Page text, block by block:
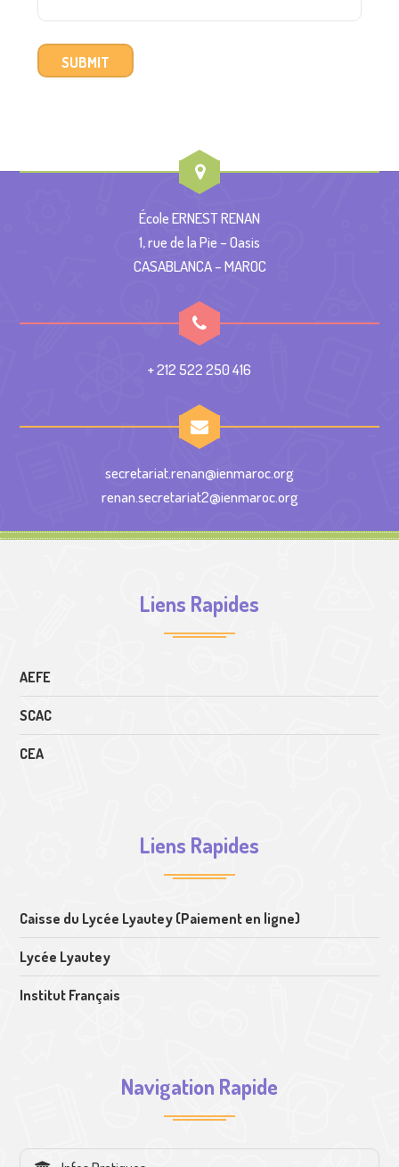
École ERNEST RENAN
1, rue de la Pie – Oasis
CASABLANCA – MAROC
+ 212 522 250 416
secretariat.renan@ienmaroc.org
renan.secretariat2@ienmaroc.org
Liens Rapides
AEFE
SCAC
CEA
Liens Rapides
Caisse du Lycée Lyautey (Paiement en ligne)
Lycée Lyautey
Institut Français
Navigation Rapide